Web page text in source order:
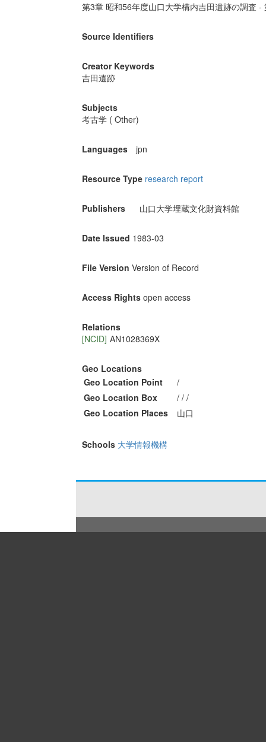
第3章 昭和56年度山口大学構内吉田遺跡の調査
Source Identifiers
Creator Keywords
吉田遺跡
Subjects
考古学 ( Other)
Languages jpn
Resource Type research report
Publishers 山口大学埋蔵文化財資料館
Date Issued 1983-03
File Version Version of Record
Access Rights open access
Relations
[NCID] AN1028369X
Geo Locations
Geo Location Point
/
Geo Location Box
/ / /
Geo Location Places
山口
Schools 大学情報機構